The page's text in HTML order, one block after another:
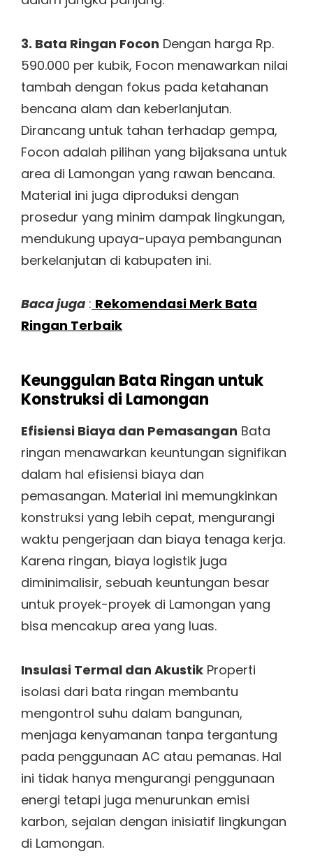
3. Bata Ringan Focon Dengan harga Rp.
590.000 per kubik, Focon menawarkan nilai
tambah dengan fokus pada ketahanan
bencana alam dan keberlanjutan.
Dirancang untuk tahan terhadap gempa,
Focon adalah pilihan yang bijaksana untuk
area di Lamongan yang rawan bencana.
Material ini juga diproduksi dengan
prosedur yang minim dampak lingkungan,
mendukung upaya-upaya pembangunan
berkelanjutan di kabupaten ini.
Baca juga : Rekomendasi Merk Bata
Ringan Terbaik
Keunggulan Bata Ringan untuk
Konstruksi di Lamongan
Efisiensi Biaya dan Pemasangan Bata
ringan menawarkan keuntungan signifikan
dalam hal efisiensi biaya dan
pemasangan. Material ini memungkinkan
konstruksi yang lebih cepat, mengurangi
waktu pengerjaan dan biaya tenaga kerja.
Karena ringan, biaya logistik juga
diminimalisir, sebuah keuntungan besar
untuk proyek-proyek di Lamongan yang
bisa mencakup area yang luas.
Insulasi Termal dan Akustik Properti
isolasi dari bata ringan membantu
mengontrol suhu dalam bangunan,
menjaga kenyamanan tanpa tergantung
pada penggunaan AC atau pemanas. Hal
ini tidak hanya mengurangi penggunaan
energi tetapi juga menurunkan emisi
karbon, sejalan dengan inisiatif lingkungan
di Lamongan.